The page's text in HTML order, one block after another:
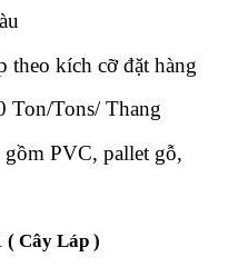
theo kích cỡ đặt hàng
Ton/Tons/ Thang
PVC, pallet gỗ,
( Cây Láp )